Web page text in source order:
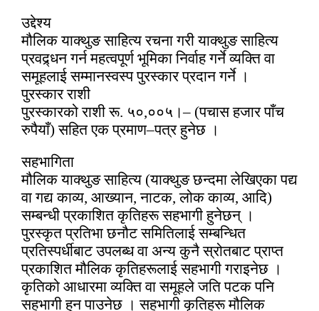
उद्देश्य
मौलिक याक्थुङ साहित्य रचना गरी याक्थुङ साहित्य
प्रवद्र्धन गर्न महत्वपूर्ण भूमिका निर्वाह गर्ने व्यक्ति वा
समूहलाई सम्मानस्वस्प पुरस्कार प्रदान गर्ने ।
पुरस्कार राशी
पुरस्कारको राशी रू. ५०,००५।– (पचास हजार पाँच
रुपैयाँ) सहित एक प्रमाण–पत्र हुनेछ ।
सहभागिता
मौलिक याक्थुङ साहित्य (याक्थुङ छन्दमा लेखिएका पद्य
वा गद्य काव्य, आख्यान,नाटक,लोक काव्य, आदि)
सम्बन्धी प्रकाशित कृतिहरू सहभागी हुनेछन् ।
पुरस्कृत प्रतिभा छनौट समितिलाई सम्बन्धित
प्रतिस्पर्धीबाट उपलब्ध वा अन्य कुनै स्रोतबाट प्राप्त
प्रकाशित मौलिक कृतिहरूलाई सहभागी गराइनेछ ।
कृतिको आधारमा व्यक्ति वा समूहले जति पटक पनि
सहभागी हुन पाउनेछ । सहभागी कृतिहरू मौलिक